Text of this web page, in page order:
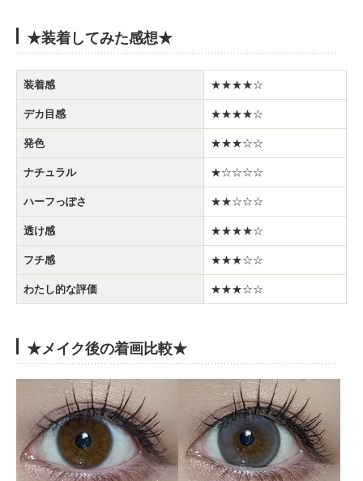
★装着してみた感想★
装着感 ★★★★☆
デカ目感 ★★★★☆
発色 ★★★☆☆
ナチュラル ★☆☆☆☆
ハーフっぽさ ★★☆☆☆
透け感 ★★★★☆
フチ感 ★★★☆☆
わたし的な評価 ★★★☆☆
★メイク後の着画比較★